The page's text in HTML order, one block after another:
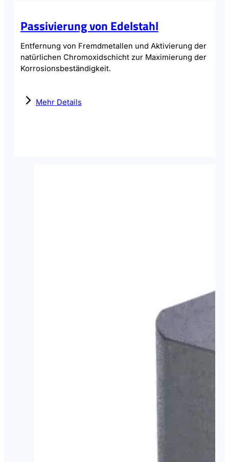
Passivierung von Edelstahl
Entfernung von Fremdmetallen und Aktivierung der
natürlichen Chromoxidschicht zur Maximierung der
Korrosionsbeständigkeit.
Mehr Details